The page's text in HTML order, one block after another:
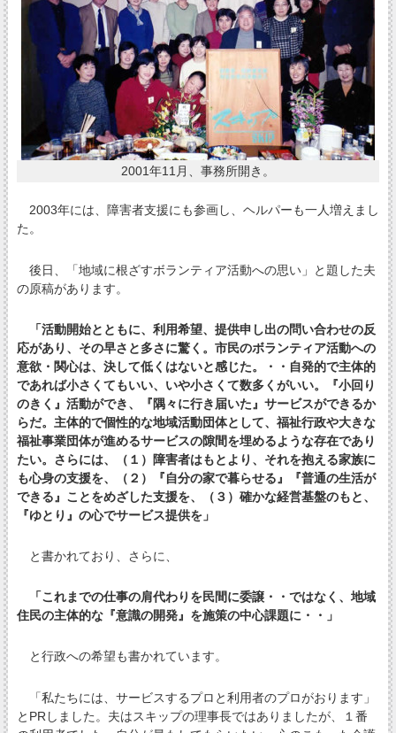
2001年11月、事務所開き。
2003年には、障害者支援にも参画し、ヘルパーも一人増えまし
た。
後日、「地域に根ざすボランティア活動への思い」と題した夫
の原稿があります。
「活動開始とともに、利用希望、提供申し出の問い合わせの反
応があり、その早さと多さに驚く。市民のボランティア活動への
意欲・関心は、決して低くはないと感じた。・・自発的で主体的
であれば小さくてもいい、いや小さくて数多くがいい。『小回り
のきく』活動ができ、『隅々に行き届いた』サービスができるか
らだ。主体的で個性的な地域活動団体として、福祉行政や大きな
福祉事業団体が進めるサービスの隙間を埋めるような存在であり
たい。さらには、（１）障害者はもとより、それを抱える家族に
も心身の支援を、（２）『自分の家で暮らせる』『普通の生活が
できる』ことをめざした支援を、（３）確かな経営基盤のもと、
『ゆとり』の心でサービス提供を」
と書かれており、さらに、
「これまでの仕事の肩代わりを民間に委譲・・ではなく、地域
住民の主体的な『意識の開発』を施策の中心課題に・・」
と行政への希望も書かれています。
「私たちには、サービスするプロと利用者のプロがおります」
とPRしました。夫はスキップの理事長ではありましたが、１番